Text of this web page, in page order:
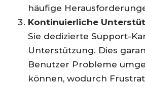
häufige
Kontinuierliche
Sie dedizierte Support-
Unterstützung. Dies
Benutzer Probleme
können, wodurch